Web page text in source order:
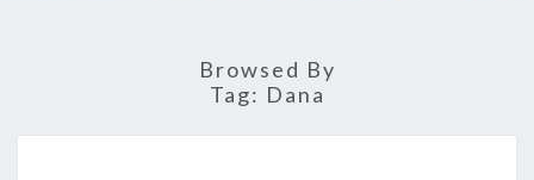
Browsed By
Tag: Dana